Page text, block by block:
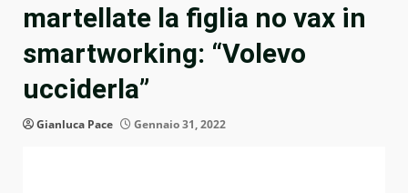
martellate la figlia no vax in
smartworking: “Volevo
ucciderla”
Gianluca Pace Gennaio 31, 2022